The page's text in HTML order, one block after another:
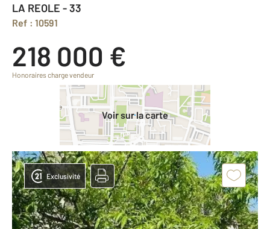
LA REOLE - 33
Ref : 10591
218 000 €
Honoraires charge vendeur
Voir sur la carte
Exclusivité